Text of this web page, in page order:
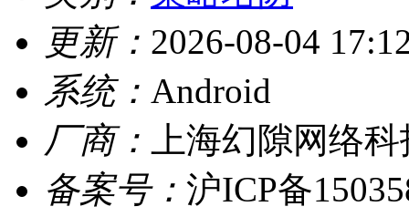
更新： 2026-08-04
系统： Android
厂商：
上海幻隙网络
备案号： 沪ICP备